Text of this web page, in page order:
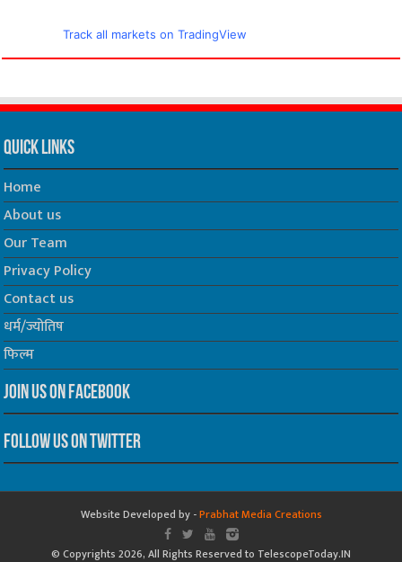
Track all markets on TradingView
Quick Links
Home
About us
Our Team
Privacy Policy
Contact us
धर्म/ज्योतिष
फिल्म
Join us on Facebook
Follow us on Twitter
Website Developed by -Prabhat Media Creations
© Copyrights 2026, All Rights Reserved to TelescopeToday.IN